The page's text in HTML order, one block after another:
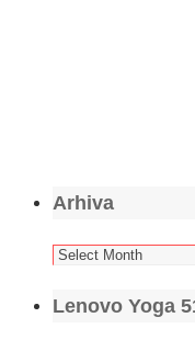
Arhiva
Arhiva
Lenovo Yoga